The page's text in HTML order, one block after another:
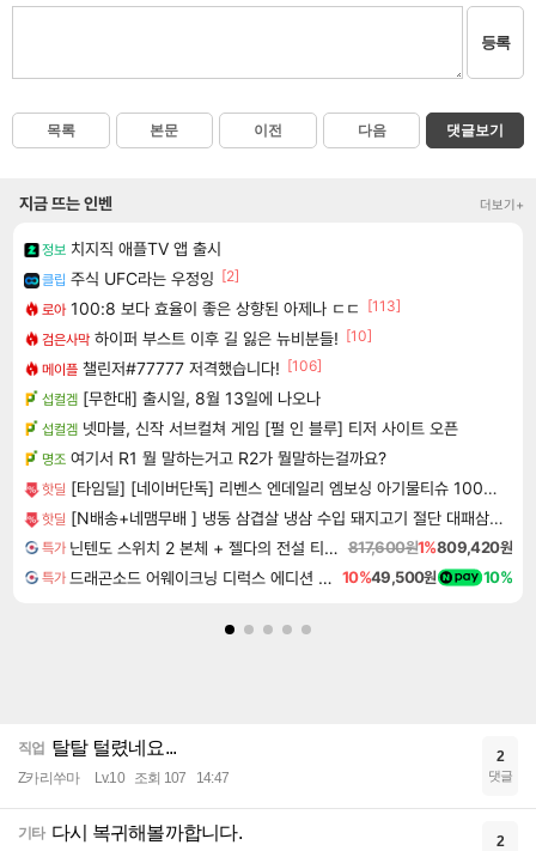
등록
목록 본문 이전 다음 댓글보기
지금 뜨는 인벤 더보기+
정보 치지직 애플TV 앱 출시
클립 주식 UFC라는 우정잉 [2]
로아 100:8 보다 효율이 좋은 상향된 아제나 ㄷㄷ
[113]
검은사막 하이퍼 부스트 이후 길 잃은 뉴비분들! [10]
메이플 챌린저#77777 저격했습니다! [106]
섭컬겜 [무한대] 출시일, 8월 13일에 나오나
섭컬겜 넷마블, 신작 서브컬쳐 게임 [펄 인 블루] 티저 사이트 오픈
명조 여기서 R1 뭘 말하는거고 R2가 뭘말하는걸까요?
핫딜 [타임딜] [네이버단독] 리벤스 엔데일리 엠보싱 아기물티슈 100매, 10개
핫딜 [N배송+네맴무배 ] 냉동 삼겹살 냉삼 수입 돼지고기 절단 대패삼겹살
특가 닌텐도 스위치 2 본체 + 젤다의 전설 티어스 오브 더 킹덤 닌텐도 스위치 2 에디션 + 젤다의 전설 브레스 오브 더 와일드 닌텐도 스위치 2 에디션 번들 817,600원1%809,420원
특가 드래곤소드 어웨이크닝 디럭스 에디션 DragonSword Awakening Deluxe Edition 10%49,500원 10%
직업 탈탈 털렸네요...
Z카리쑤마 Lv.10 조회 107 14:47
2
댓글
기타 다시 복귀해볼까합니다. 2